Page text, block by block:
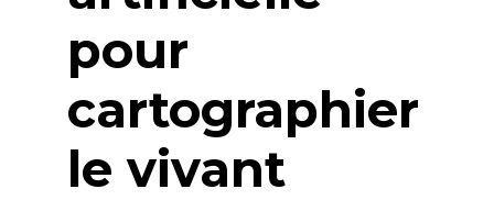
pour
cartographier
le vivant